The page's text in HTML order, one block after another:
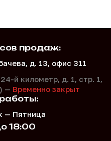
продаж:
д. 13, офис 311
й километр, д. 1, стр. 1,
— Временно закрыт
— Пятница
18:00